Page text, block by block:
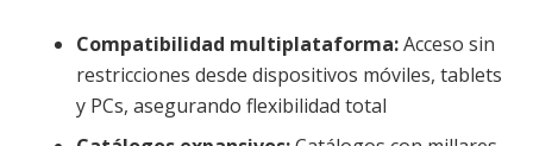
Compatibilidad multiplataforma:Acceso sin
restricciones desde dispositivos móviles, tablets
y PCs, asegurando flexibilidad total